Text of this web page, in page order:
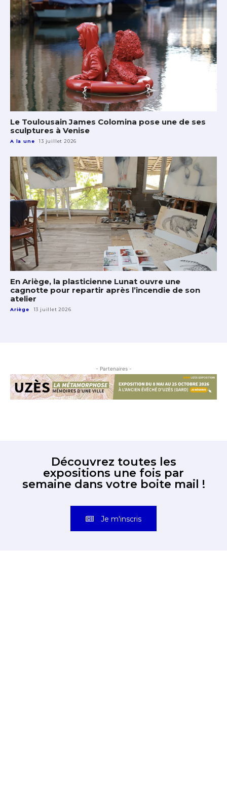
Le Toulousain James Colomina pose une de ses
sculptures à Venise
A la une 13 juillet 2026
En Ariège, la plasticienne Lunat ouvre une
cagnotte pour repartir après l’incendie de son
atelier
Ariège 13 juillet 2026
- Partenaires -
Découvrez toutes les
expositions une fois par
semaine dans votre boite mail !
Je m'inscris